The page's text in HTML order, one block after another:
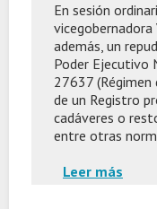
En sesión
vicegobernadora
además, un
Poder Ejecutivo
27637
de un Registro
cadáveres o
entre otras
Leer más